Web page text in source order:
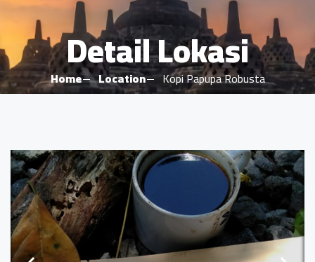
Detail Lokasi
Home Location Kopi Papupa Robusta